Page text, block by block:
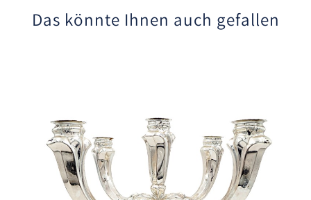
Das könnte Ihnen auch gefallen